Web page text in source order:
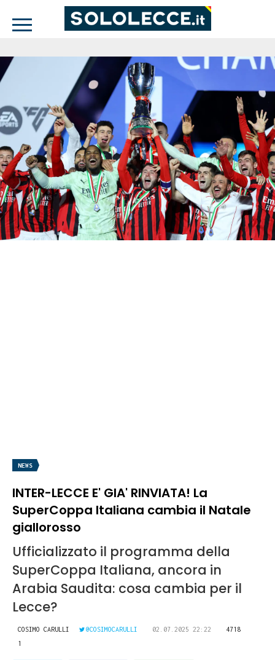
NEWS
INTER-LECCE E' GIA' RINVIATA! La
SuperCoppa Italiana cambia il Natale
giallorosso
Ufficializzato il programma della
SuperCoppa Italiana, ancora in
Arabia Saudita: cosa cambia per il
Lecce?
COSIMO CARULLI @COSIMOCARULLI 02.07.2025 22:22
4718
1